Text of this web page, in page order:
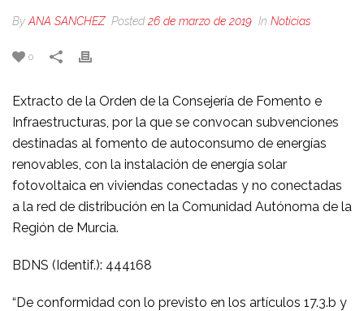
By ANA SANCHEZ Posted26 de marzo de 2019 In Noticias
0
Extracto de la Orden de la Consejería de Fomento e
Infraestructuras, por la que se convocan subvenciones
destinadas al fomento de autoconsumo de energías
renovables, con la instalación de energía solar
fotovoltaica en viviendas conectadas y no conectadas
a la red de distribución en la Comunidad Autónoma de la
Región de Murcia.
BDNS (Identif.): 444168
“De conformidad con lo previsto en los artículos 17.3.b y